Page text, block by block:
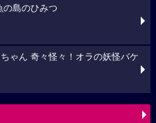
島のひみつ
ゃん 奇々怪々！オラの妖怪バケ